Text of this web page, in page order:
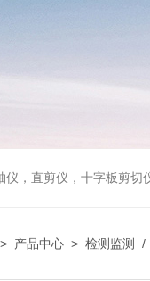
仪，直剪仪，十字板剪切
> 产品中心 > 检测监测 /